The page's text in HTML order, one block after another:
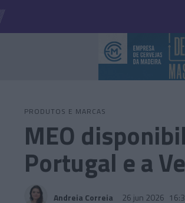
PRODUTOS E MARCAS
MEO
Portugal e a
Andreia Correia 26 jun 2026